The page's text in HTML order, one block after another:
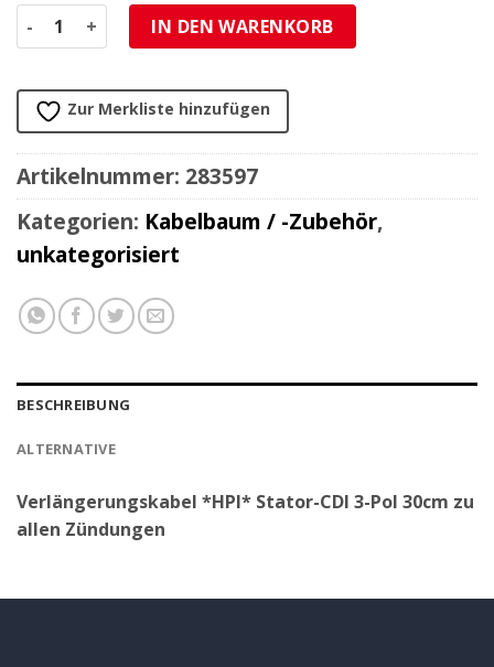
Verlängerungskabel *HPI* Stator-CDI 3-Pol 30cm zu allen
IN DEN WARENKORB
Zur Merkliste hinzufügen
Artikelnummer: 283597
Kategorien: Kabelbaum / -Zubehör,
unkategorisiert
BESCHREIBUNG
ALTERNATIVE
Verlängerungskabel *HPI* Stator-CDI 3-Pol 30cm zu
allen Zündungen